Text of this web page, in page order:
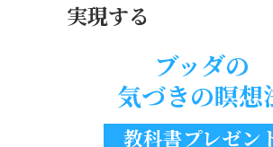
実現する
ブッダの
気づきの瞑想
教科書プレゼン